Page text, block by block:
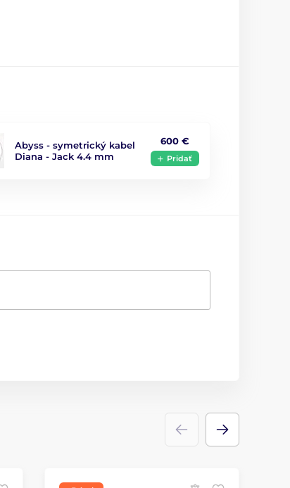
Abyss - symetrický kabel
Diana - Jack 4.4 mm
600 €
Pridať